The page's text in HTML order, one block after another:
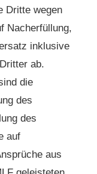
Dritte wegen
Nacherfüllung,
inklusive
ab.
die
des
des
auf
aus